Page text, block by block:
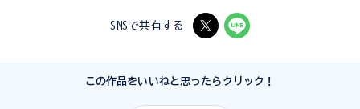
SNSで共有する
この作品をいいねと思ったらクリック！